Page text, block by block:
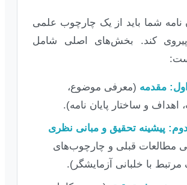
نامه شما باید از یک چارچوب علمی
کند. بخش‌های اصلی شامل
مقدمه (معرفی موضوع،
اهداف و ساختار پایان نامه).
پیشینه تحقیق و مبانی نظری
مطالعات قبلی و چارچوب‌های
مرتبط با خلبانی آزمایشگر).